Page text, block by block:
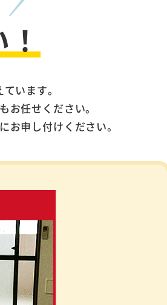
います。
任せください。
申し付けください。